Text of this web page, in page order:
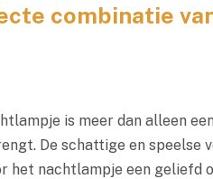
combinatie
is meer dan alleen
De schattige en speelse
het nachtlampje een geliefd